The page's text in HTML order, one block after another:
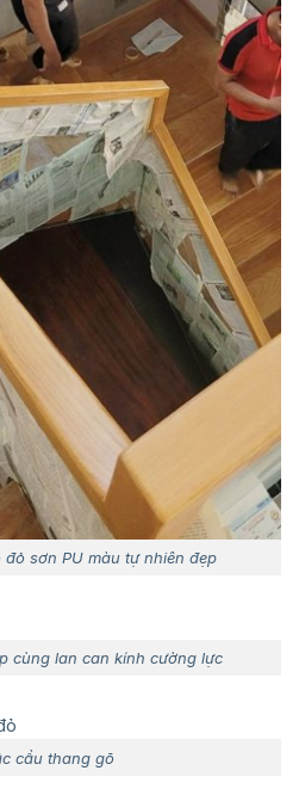
sơn PU màu tự nhiên đẹp
cùng lan can kính cường lực
cầu thang gõ